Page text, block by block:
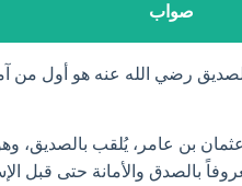
صواب
رضي الله عنه هو أول من
عثمان بن عامر، يُلقب بالصديق،
بالصدق والأمانة حتى قبل